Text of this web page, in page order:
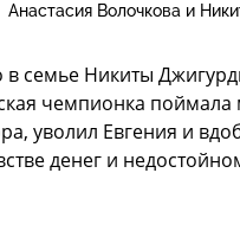
Анастасия Волочкова и
в семье Никиты
чемпионка
уволил Евгения и
денег и